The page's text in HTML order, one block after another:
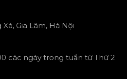
Gia Lâm, Hà Nội
các ngày trong tuần từ Thứ 2